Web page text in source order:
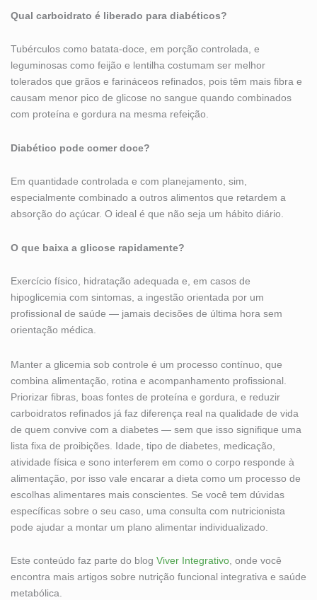
Qual carboidrato é liberado para diabéticos?
Tubérculos como batata-doce, em porção controlada, e
leguminosas como feijão e lentilha costumam ser melhor
tolerados que grãos e farináceos refinados, pois têm mais fibra e
causam menor pico de glicose no sangue quando combinados
com proteína e gordura na mesma refeição.
Diabético pode comer doce?
Em quantidade controlada e com planejamento, sim,
especialmente combinado a outros alimentos que retardem a
absorção do açúcar. O ideal é que não seja um hábito diário.
O que baixa a glicose rapidamente?
Exercício físico, hidratação adequada e, em casos de
hipoglicemia com sintomas, a ingestão orientada por um
profissional de saúde — jamais decisões de última hora sem
orientação médica.
Manter a glicemia sob controle é um processo contínuo, que
combina alimentação, rotina e acompanhamento profissional.
Priorizar fibras, boas fontes de proteína e gordura, e reduzir
carboidratos refinados já faz diferença real na qualidade de vida
de quem convive com a diabetes — sem que isso signifique uma
lista fixa de proibições. Idade, tipo de diabetes, medicação,
atividade física e sono interferem em como o corpo responde à
alimentação, por isso vale encarar a dieta como um processo de
escolhas alimentares mais conscientes. Se você tem dúvidas
específicas sobre o seu caso, uma consulta com nutricionista
pode ajudar a montar um plano alimentar individualizado.
Este conteúdo faz parte do blog Viver Integrativo, onde você
encontra mais artigos sobre nutrição funcional integrativa e saúde
metabólica.